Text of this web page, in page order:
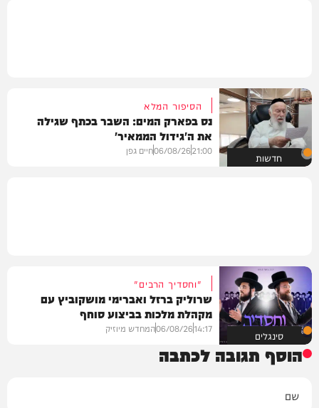
חדשות
הסיפור המלא
נס בפארק המים: השבר בכתף שגילה
את ה'גידול הממאיר'
21:00
06/08/26חיים גפן
סינגלים
"וחסדיך הרבים"
שרוליק ברזל ואברימי מושקוביץ עם
מקהלת מלכות בביצוע סוחף
14:17
06/08/26המחדש מיוזיק
הוסף תגובה לכתבה